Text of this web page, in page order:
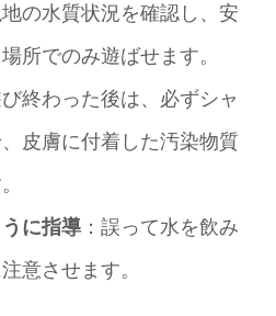
の水質状況を確認し、安
所でのみ遊ばせます。
終わった後は、必ずシャ
皮膚に付着した汚染物質
に指導：誤って水を飲み
意させます。